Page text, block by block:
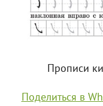
Прописи
Поделиться в